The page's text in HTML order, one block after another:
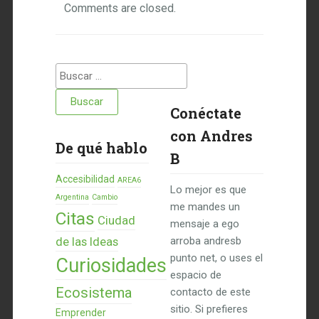
Comments are closed.
Buscar:
De qué hablo
Accesibilidad AREA6
Argentina Cambio
Citas Ciudad
de las Ideas
Curiosidades
Ecosistema
Emprender
Conéctate
con Andres
B
Lo mejor es que
me mandes un
mensaje a ego
arroba andresb
punto net, o uses el
espacio de
contacto de este
sitio. Si prefieres